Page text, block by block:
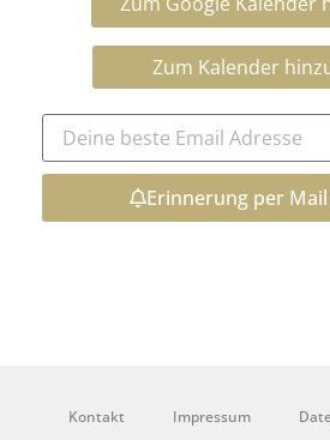
Zum Kalender
Erinnerung per
Kontakt Impressum